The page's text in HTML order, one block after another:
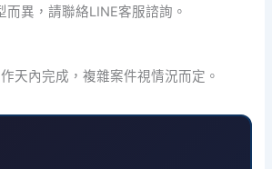
異，請聯絡LINE客服諮詢。
天內完成，複雜案件視情況而定。